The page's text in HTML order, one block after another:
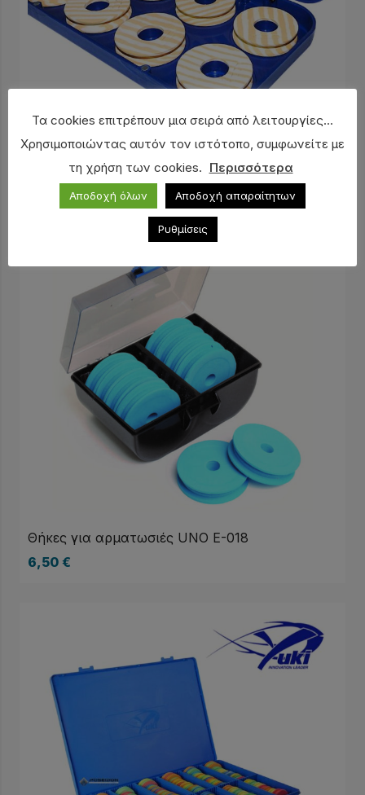
Θήκη για αρματωσιές PREGIO
€
Θήκες για αρματωσιές UNO E-018
6,50 €
Τα cookies επιτρέπουν μια σειρά από λειτουργίες...
Χρησιμοποιώντας αυτόν τον ιστότοπο, συμφωνείτε με
τη χρήση των cookies. Περισσότερα
Αποδοχή όλων Αποδοχή απαραίτητων
Ρυθμίσεις